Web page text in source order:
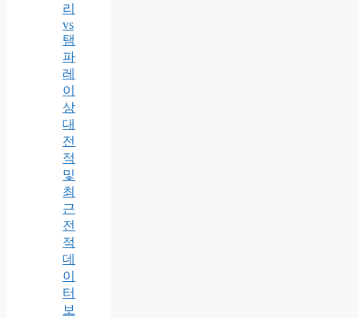
리
vs
탬
파
레
이
상
대
전
적
및
최
근
전
적
데
이
터
보